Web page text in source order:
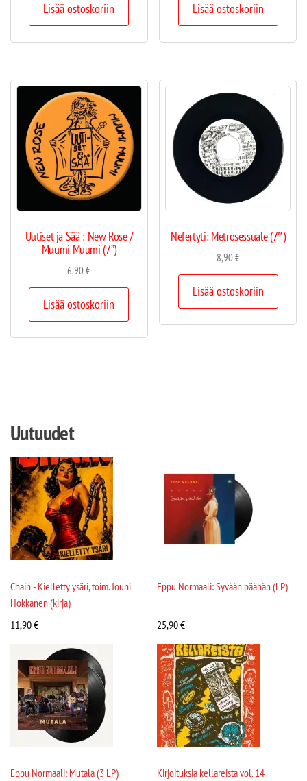
Lisää ostoskoriin Lisää ostoskoriin
Uutiset ja Sää : New Rose /
Muumi Muumi (7”)
6,90€
Lisää ostoskoriin
Nefertyti: Metrosessuale (7″)
8,90€
Lisää ostoskoriin
Uutuudet
Chain - Kielletty ysäri, toim. Jouni
Hokkanen (kirja)
11,90€
Eppu Normaali: Syvään päähän (LP)
25,90€
Eppu Normaali: Mutala (3 LP) Kirjoituksia kellareista vol. 14